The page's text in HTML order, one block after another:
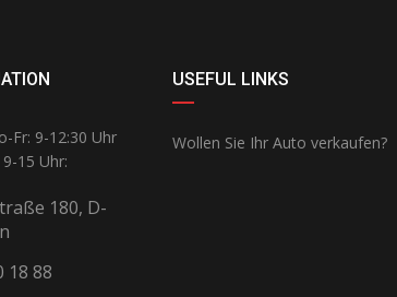
Fr: 9-12:30 Uhr
15 Uhr:
180, D-
18 88
USEFUL LINKS
Wollen Sie Ihr Auto verkaufen?